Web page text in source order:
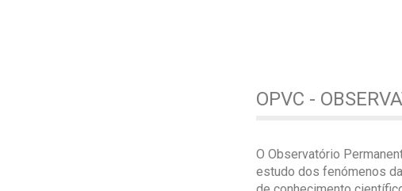
OPVC -
O Observatório
estudo dos fenómenos